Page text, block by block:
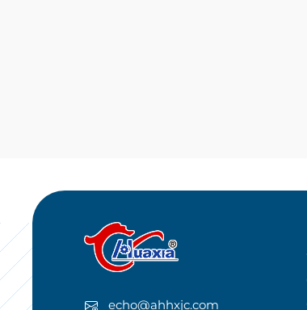
echo@ahhxjc.com